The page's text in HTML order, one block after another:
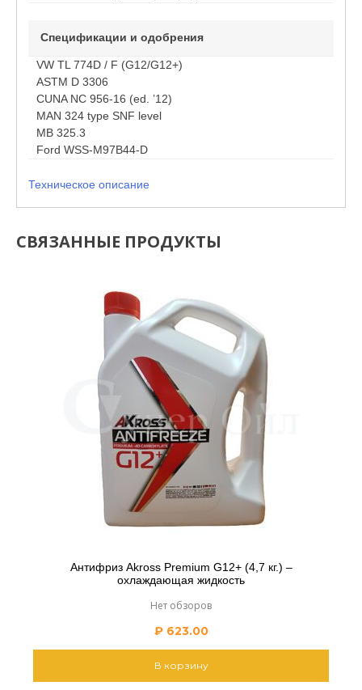
Спецификации и одобрения
VW TL 774D / F (G12/G12+)
ASTM D 3306
CUNA NC 956-16 (ed. ’12)
MAN 324 type SNF level
MB 325.3
Ford WSS-M97B44-D
Техническое описание
СВЯЗАННЫЕ ПРОДУКТЫ
Антифриз Akross Premium G12+ (4,7 кг.) –
охлаждающая жидкость
Нет обзоров
₽623.00
В корзину